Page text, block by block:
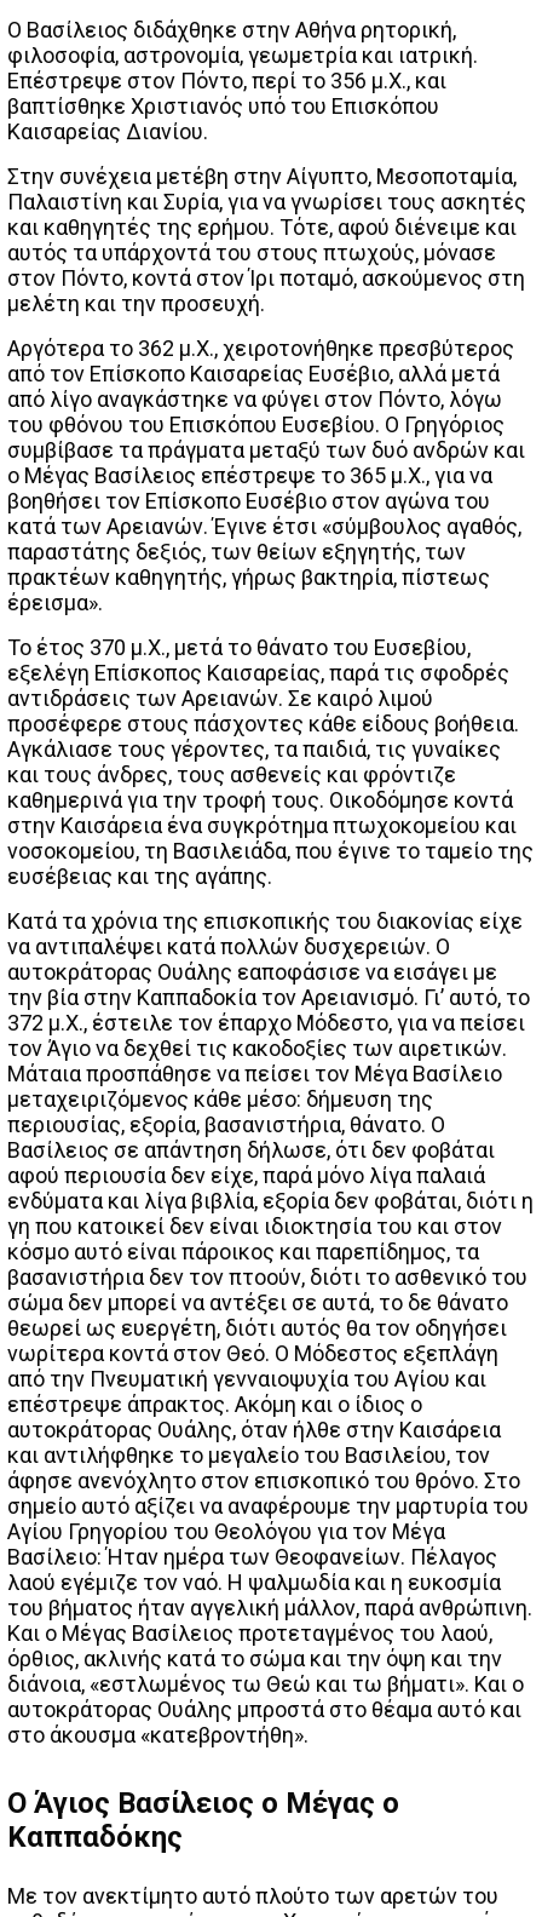
Ο Βασίλειος διδάχθηκε στην Αθήνα ρητορική,
φιλοσοφία, αστρονομία, γεωμετρία και ιατρική.
Επέστρεψε στον Πόντο, περί το 356 μ.Χ., και
βαπτίσθηκε Χριστιανός υπό του Επισκόπου
Καισαρείας Διανίου.
Στην συνέχεια μετέβη στην Αίγυπτο, Μεσοποταμία,
Παλαιστίνη και Συρία, για να γνωρίσει τους ασκητές
και καθηγητές της ερήμου. Τότε, αφού διένειμε και
αυτός τα υπάρχοντά του στους πτωχούς, μόνασε
στον Πόντο, κοντά στον Ίρι ποταμό, ασκούμενος στη
μελέτη και την προσευχή.
Αργότερα το 362 μ.Χ., χειροτονήθηκε πρεσβύτερος
από τον Επίσκοπο Καισαρείας Ευσέβιο, αλλά μετά
από λίγο αναγκάστηκε να φύγει στον Πόντο, λόγω
του φθόνου του Επισκόπου Ευσεβίου. Ο Γρηγόριος
συμβίβασε τα πράγματα μεταξύ των δυό ανδρών και
ο Μέγας Βασίλειος επέστρεψε το 365 μ.Χ., για να
βοηθήσει τον Επίσκοπο Ευσέβιο στον αγώνα του
κατά των Αρειανών. Έγινε έτσι «σύμβουλος αγαθός,
παραστάτης δεξιός, των θείων εξηγητής, των
πρακτέων καθηγητής, γήρως βακτηρία, πίστεως
έρεισμα».
Το έτος 370 μ.Χ., μετά το θάνατο του Ευσεβίου,
εξελέγη Επίσκοπος Καισαρείας, παρά τις σφοδρές
αντιδράσεις των Αρειανών. Σε καιρό λιμού
προσέφερε στους πάσχοντες κάθε είδους βοήθεια.
Αγκάλιασε τους γέροντες, τα παιδιά, τις γυναίκες
και τους άνδρες, τους ασθενείς και φρόντιζε
καθημερινά για την τροφή τους. Οικοδόμησε κοντά
στην Καισάρεια ένα συγκρότημα πτωχοκομείου και
νοσοκομείου, τη Βασιλειάδα, που έγινε το ταμείο της
ευσέβειας και της αγάπης.
Κατά τα χρόνια της επισκοπικής του διακονίας είχε
να αντιπαλέψει κατά πολλών δυσχερειών. Ο
αυτοκράτορας Ουάλης εαποφάσισε να εισάγει με
την βία στην Καππαδοκία τον Αρειανισμό. Γι’ αυτό, το
372 μ.Χ., έστειλε τον έπαρχο Μόδεστο, για να πείσει
τον Άγιο να δεχθεί τις κακοδοξίες των αιρετικών.
Μάταια προσπάθησε να πείσει τον Μέγα Βασίλειο
μεταχειριζόμενος κάθε μέσο: δήμευση της
περιουσίας, εξορία, βασανιστήρια, θάνατο. Ο
Βασίλειος σε απάντηση δήλωσε, ότι δεν φοβάται
αφού περιουσία δεν είχε, παρά μόνο λίγα παλαιά
ενδύματα και λίγα βιβλία, εξορία δεν φοβάται, διότι η
γη που κατοικεί δεν είναι ιδιοκτησία του και στον
κόσμο αυτό είναι πάροικος και παρεπίδημος, τα
βασανιστήρια δεν τον πτοούν, διότι το ασθενικό του
σώμα δεν μπορεί να αντέξει σε αυτά, το δε θάνατο
θεωρεί ως ευεργέτη, διότι αυτός θα τον οδηγήσει
νωρίτερα κοντά στον Θεό. Ο Μόδεστος εξεπλάγη
από την Πνευματική γενναιοψυχία του Αγίου και
επέστρεψε άπρακτος. Ακόμη και ο ίδιος ο
αυτοκράτορας Ουάλης, όταν ήλθε στην Καισάρεια
και αντιλήφθηκε το μεγαλείο του Βασιλείου, τον
άφησε ανενόχλητο στον επισκοπικό του θρόνο. Στο
σημείο αυτό αξίζει να αναφέρουμε την μαρτυρία του
Αγίου Γρηγορίου του Θεολόγου για τον Μέγα
Βασίλειο: Ήταν ημέρα των Θεοφανείων. Πέλαγος
λαού εγέμιζε τον ναό. Η ψαλμωδία και η ευκοσμία
του βήματος ήταν αγγελική μάλλον, παρά ανθρώπινη.
Και ο Μέγας Βασίλειος προτεταγμένος του λαού,
όρθιος, ακλινής κατά το σώμα και την όψη και την
διάνοια, «εστλωμένος τω Θεώ και τω βήματι». Και ο
αυτοκράτορας Ουάλης μπροστά στο θέαμα αυτό και
στο άκουσμα «κατεβροντήθη».
Ο Άγιος Βασίλειος ο Μέγας ο
Καππαδόκης
Με τον ανεκτίμητο αυτό πλούτο των αρετών του